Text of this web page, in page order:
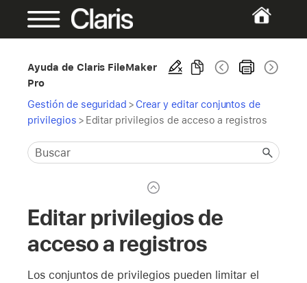
Ayuda de Claris FileMaker
Pro
Gestión de seguridad > Crear y editar conjuntos de
privilegios > Editar privilegios de acceso a registros
Editar privilegios de
acceso a registros
Los conjuntos de privilegios pueden limitar el